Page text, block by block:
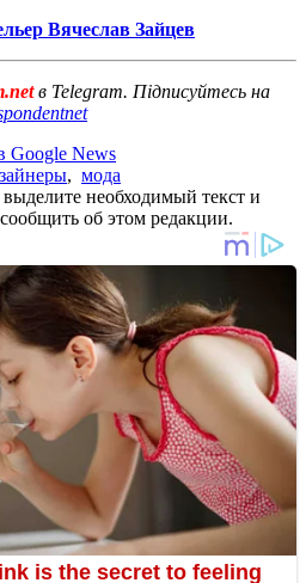
Вячеслав Зайцев
в Telegram. Підписуйтесь на
Google News
, мода
необходимый текст и
об этом редакции.